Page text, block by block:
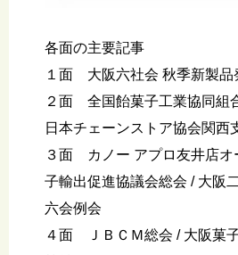
各面の主要記事
１面 大阪六社会 秋季新製品
２面 全国飴菓子工業協同組
日本チェーンストア協会関西
３面 カノー アプロ友井店オ
子輸出促進協議会総会 / 大阪二
六会例会
４面 ＪＢＣＭ総会 / 大阪菓